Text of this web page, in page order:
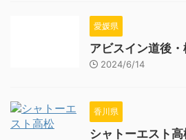
愛媛県
アビスイン道後・
2024/6/14
香川県
シャトーエスト高